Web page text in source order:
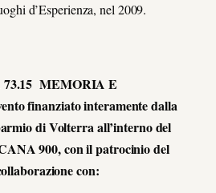
d’Esperienza, nel 2009.
MEMORIA E
finanziato interamente dalla
di Volterra all’interno del
900, con il patrocinio del
con: